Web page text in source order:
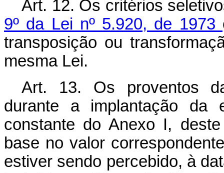
Art. 12. Os critérios
9º da Lei nº 5.920, de 1973
transposição ou
mesma Lei.
Art. 13. Os proventos
durante a implantação da
constante do Anexo I,
base no valor
estiver sendo percebido, à